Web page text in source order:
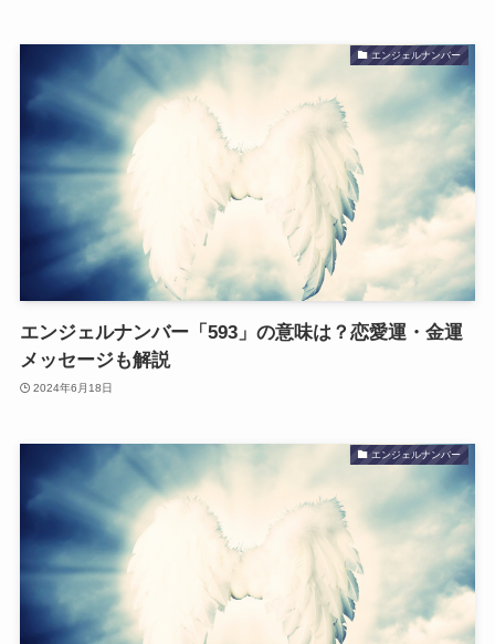
エンジェルナンバー
エンジェルナンバー「593」の意味は？恋愛運・金運
メッセージも解説
2024年6月18日
エンジェルナンバー